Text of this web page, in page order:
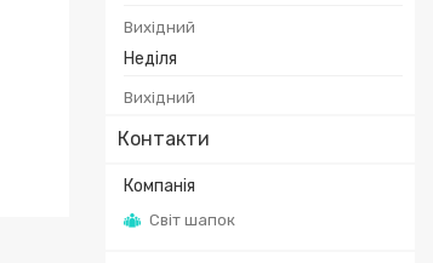
Вихідний
Неділя
Вихідний
Контакти
Світ шапок